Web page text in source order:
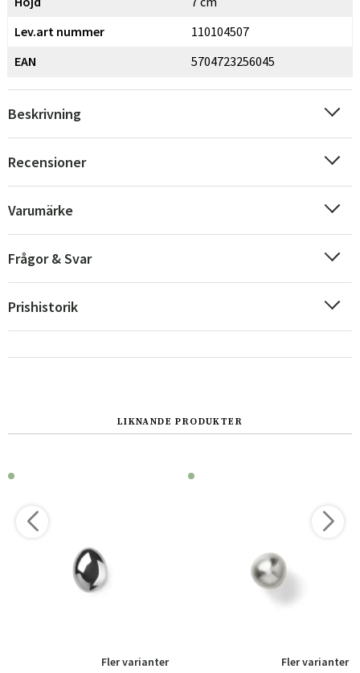
Lev.art nummer
110104507
EAN
5704723256045
Beskrivning
Recensioner
Varumärke
Frågor & Svar
Prishistorik
LIKNANDE PRODUKTER
Fler varianter
Fler varianter